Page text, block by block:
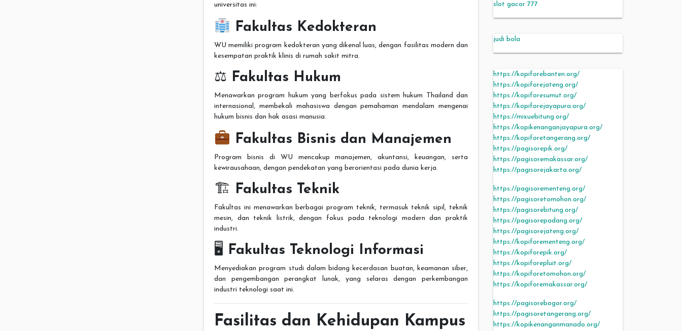
universitas ini:
Fakultas Kedokteran
WU memiliki program kedokteran yang dikenal luas, dengan fasilitas modern dan
kesempatan praktik klinis di rumah sakit mitra.
⚖ Fakultas Hukum
Menawarkan program hukum yang berfokus pada sistem hukum Thailand dan
internasional, membekali mahasiswa dengan pemahaman mendalam mengenai
hukum bisnis dan hak asasi manusia.
Fakultas Bisnis dan Manajemen
Program bisnis di WU mencakup manajemen, akuntansi, keuangan, serta
kewirausahaan, dengan pendekatan yang berorientasi pada dunia kerja.
🏗 Fakultas Teknik
Fakultas ini menawarkan berbagai program teknik, termasuk teknik sipil, teknik
mesin, dan teknik listrik, dengan fokus pada teknologi modern dan praktik
industri.
🖥 Fakultas Teknologi Informasi
Menyediakan program studi dalam bidang kecerdasan buatan, keamanan siber,
dan pengembangan perangkat lunak, yang selaras dengan perkembangan
industri teknologi saat ini.
Fasilitas dan Kehidupan Kampus
slot gacor 777
judi bola
https://kopiforebanten.org/
https://kopiforejateng.org/
https://kopiforesumut.org/
https://kopiforejayapura.org/
https://mixuebitung.org/
https://kopikenanganjayapura.org/
https://kopiforetangerang.org/
https://pagisorepik.org/
https://pagisoremakassar.org/
https://pagisorejakarta.org/
https://pagisorementeng.org/
https://pagisoretomohon.org/
https://pagisorebitung.org/
https://pagisorepadang.org/
https://pagisorejateng.org/
https://kopiforementeng.org/
https://kopiforepik.org/
https://kopiforepluit.org/
https://kopiforetomohon.org/
https://kopiforemakassar.org/
https://pagisorebogor.org/
https://pagisoretangerang.org/
https://kopikenanganmanado.org/